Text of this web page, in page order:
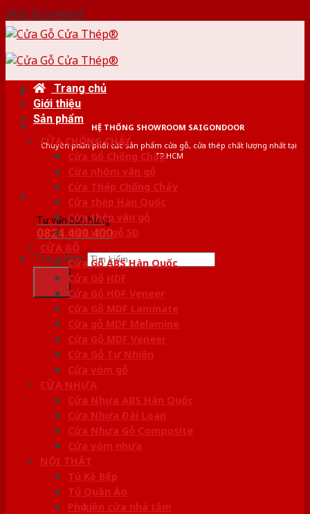
Skip to content
HỆ THỐNG SHOWROOM SAIGONDOOR
Chuyên phân phối các sản phẩm cửa gỗ, cửa thép chất lượng nhất tại
TP.HCM
Tư vấn bán hàng
0824.400.400
Tìm kiếm:
Trang chủ
Giới thiệu
Sản phẩm
CỬA CHỐNG CHÁY
Cửa Gỗ Chống Cháy
Cửa nhôm vân gỗ
Cửa Thép Chống Cháy
Cửa thép Hàn Quốc
Cửa thép vân gỗ
Cửa vân gỗ 5D
CỬA GỖ
Cửa Gỗ ABS Hàn Quốc
Cửa Gỗ HDF
Cửa Gỗ HDF Veneer
Cửa Gỗ MDF Laminate
Cửa gỗ MDF Melamine
Cửa Gỗ MDF Veneer
Cửa Gỗ Tự Nhiên
Cửa vòm gỗ
CỬA NHỰA
Cửa Nhựa ABS Hàn Quốc
Cửa Nhựa Đài Loan
Cửa Nhựa Gỗ Composite
Cửa vòm nhựa
NỘI THẤT
Tủ Kệ Bếp
Tủ Quần Áo
Phụ kiện cửa nhà tắm